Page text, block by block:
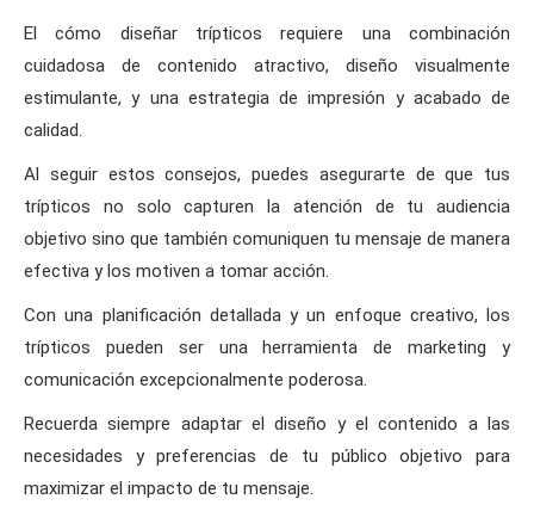
El cómo diseñar trípticos requiere una combinación
cuidadosa de contenido atractivo, diseño visualmente
estimulante, y una estrategia de impresión y acabado de
calidad.
Al seguir estos consejos, puedes asegurarte de que tus
trípticos no solo capturen la atención de tu audiencia
objetivo sino que también comuniquen tu mensaje de manera
efectiva y los motiven a tomar acción.
Con una planificación detallada y un enfoque creativo, los
trípticos pueden ser una herramienta de marketing y
comunicación excepcionalmente poderosa.
Recuerda siempre adaptar el diseño y el contenido a las
necesidades y preferencias de tu público objetivo para
maximizar el impacto de tu mensaje.